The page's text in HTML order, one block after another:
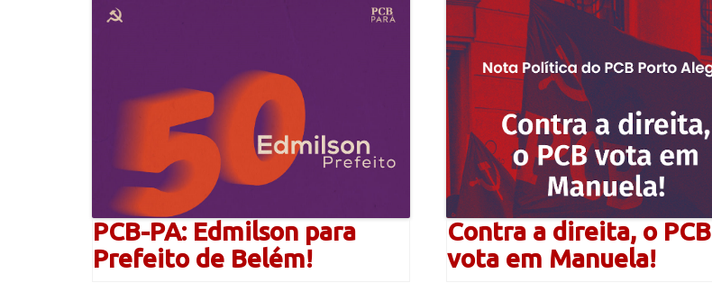
PCB-PA: Edmilson para
Prefeito de Belém!
Contra a direita, o PCB
vota em Manuela!